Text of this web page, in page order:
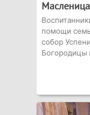
помощи
собор
Богородицы